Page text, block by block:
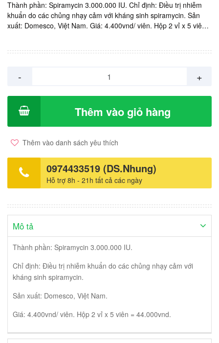
Thành phần: Spiramycin 3.000.000 IU. Chỉ định: Điều trị nhiễm
khuẩn do các chủng nhạy cảm với kháng sinh spiramycin. Sản
xuất: Domesco, Việt Nam. Giá: 4.400vnd/ viên. Hộp 2 vỉ x 5 viên =
- +
Thêm vào giỏ hàng
Thêm vào danh sách yêu thích
0974433519 (DS.Nhung)
Hỗ trợ 8h - 21h tất cả các ngày
Mô tả
Thành phần: Spiramycin 3.000.000 IU.
Chỉ định: Điều trị nhiễm khuẩn do các chủng nhạy cảm với
kháng sinh spiramycin.
Sản xuất: Domesco, Việt Nam.
Giá: 4.400vnd/ viên. Hộp 2 vỉ x 5 viên = 44.000vnd.